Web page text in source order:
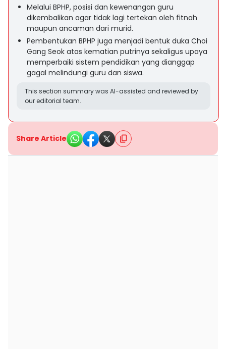
Melalui BPHP, posisi dan kewenangan guru
dikembalikan agar tidak lagi tertekan oleh fitnah
maupun ancaman dari murid.
Pembentukan BPHP juga menjadi bentuk duka Choi
Gang Seok atas kematian putrinya sekaligus upaya
memperbaiki sistem pendidikan yang dianggap
gagal melindungi guru dan siswa.
This section summary was AI-assisted and reviewed by
our editorial team.
Share Article